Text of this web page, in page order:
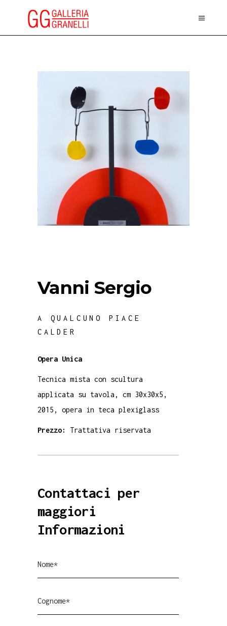
Vanni Sergio
A QUALCUNO PIACE
CALDER
Opera Unica
Tecnica mista con scultura
applicata su tavola, cm 30x30x5,
2015, opera in teca plexiglass
Prezzo: Trattativa riservata
Contattaci per
maggiori
Informazioni